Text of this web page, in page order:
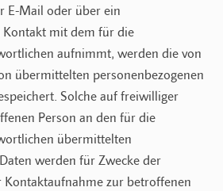
E-Mail oder über ein
mit dem für die
aufnimmt, werden die von
übermittelten personenbezogenen
Solche auf freiwilliger
Person an den für die
übermittelten
werden für Zwecke der
Kontaktaufnahme zur betroffenen